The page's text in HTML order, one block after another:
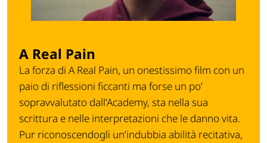
A Real Pain
La forza di A Real Pain, un onestissimo film con un
paio di riflessioni ficcanti ma forse un po’
sopravvalutato dall’Academy, sta nella sua
scrittura e nelle interpretazioni che le danno vita.
Pur riconoscendogli un’indubbia abilità recitativa,